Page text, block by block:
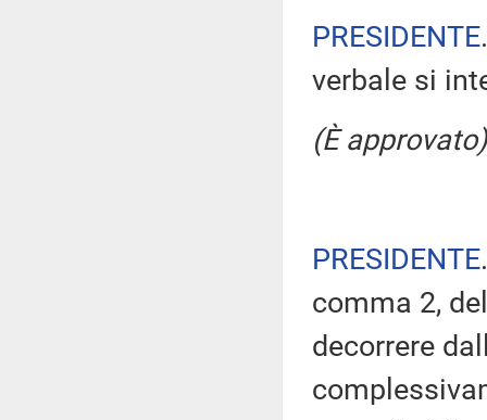
PRESIDENTE
verbale si
(È approvato)
PRESIDENTE
comma 2,
decorrere